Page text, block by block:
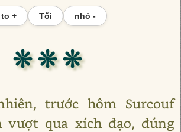
to + Tối nhỏ -
❊ ❊ ❊
trước hôm Surcouf
vượt qua xích đạo, đúng